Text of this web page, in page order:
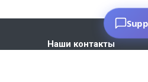
Наши контакты